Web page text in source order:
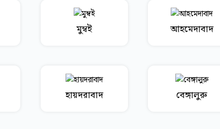
মুম্বই আহমেদাবাদ
হায়দরাবাদ বেঙ্গালুরু